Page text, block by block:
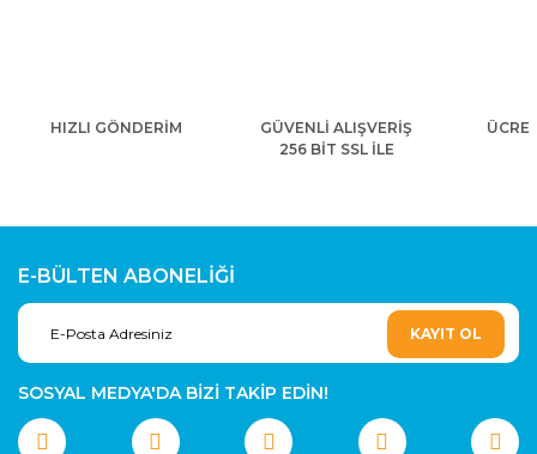
HIZLI GÖNDERİM
GÜVENLİ ALIŞVERİŞ
256 BİT SSL İLE
E-BÜLTEN ABONELİĞİ
KAYIT OL
SOSYAL MEDYA'DA BİZİ TAKİP EDİN!